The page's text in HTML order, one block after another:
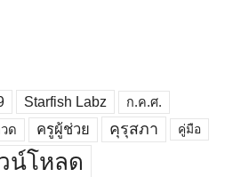
Starfish Labz ก.ค.ศ.
ด ครูผู้ช่วย คุรุสภา คู่มือ
น์โหลด